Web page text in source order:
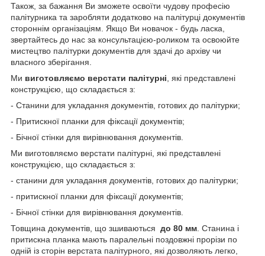
Також, за бажання Ви зможете освоїти чудову професію
палітурника та заробляти додатково на палітурці документів
стороннім організаціям. Якщо Ви новачок - будь ласка,
звертайтесь до нас за консультацією-роликом та освоюйте
мистецтво палітурки документів для здачі до архіву чи
власного зберігання.
Ми виготовляємо верстати палітурні , які представлені
конструкцією, що складається з:
- Станини для укладання документів, готових до палітурки;
- Притискної планки для фіксації документів;
- Бічної стінки для вирівнювання документів.
Ми виготовляємо верстати палітурні, які представлені
конструкцією, що складається з:
- станини для укладання документів, готових до палітурки;
- притискної планки для фіксації документів;
- Бічної стінки для вирівнювання документів.
Товщина документів, що зшиваються до 80 мм . Станина і
притискна планка мають паралельні поздовжні прорізи по
одній із сторін верстата палітурного, які дозволяють легко,